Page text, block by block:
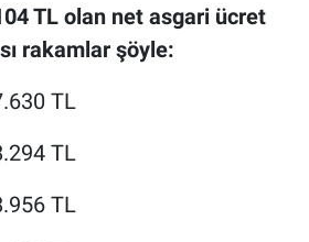
TL olan net asgari ücret
rakamlar şöyle:
TL
TL
TL